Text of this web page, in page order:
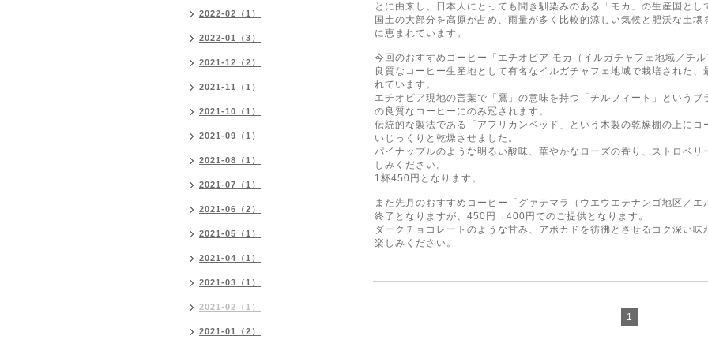
とに由来し、日本人にとっても聞き馴染みのある「モカ」の生産国とし
国土の大部分を高原が占め、雨量が多く比較的涼しい気候と肥沃な土
に恵まれています。
今回のおすすめコーヒー「エチオピア モカ（イルガチャフェ地域／チ
良質なコーヒー生産地として有名なイルガチャフェ地域で栽培された
れています。
エチオピア現地の言葉で「鷹」の意味を持つ「チルフィート」という
の良質なコーヒーにのみ冠されます。
伝統的な製法である「アフリカンベッド」という木製の乾燥棚の上に
いじっくりと乾燥させました。
パイナップルのような明るい酸味、華やかなローズの香り、ストロベ
しみください。
1杯450円となります。
また先月のおすすめコーヒー「グァテマラ（ウエウエテナンゴ地区／エ
終了となりますが、450円→400円でのご提供となります。
ダークチョコレートのような甘み、アボカドを彷彿とさせるコク深い
楽しみください。
1
2022-02（1）
2022-01（3）
2021-12（2）
2021-11（1）
2021-10（1）
2021-09（1）
2021-08（1）
2021-07（1）
2021-06（2）
2021-05（1）
2021-04（1）
2021-03（1）
2021-02（1）
2021-01（2）